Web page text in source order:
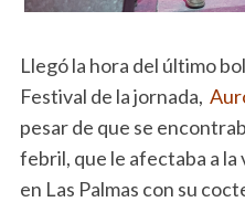
Llegó la hora del último
Festival de la jornada,
pesar de que se
febril, que le afectaba a la
en Las Palmas con su